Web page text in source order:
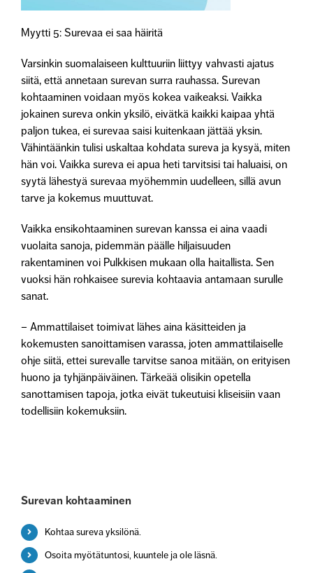
Myytti 5: Surevaa ei saa häiritä
Varsinkin suomalaiseen kulttuuriin liittyy vahvasti ajatus
siitä, että annetaan surevan surra rauhassa. Surevan
kohtaaminen voidaan myös kokea vaikeaksi. Vaikka
jokainen sureva onkin yksilö, eivätkä kaikki kaipaa yhtä
paljon tukea, ei surevaa saisi kuitenkaan jättää yksin.
Vähintäänkin tulisi uskaltaa kohdata sureva ja kysyä, miten
hän voi. Vaikka sureva ei apua heti tarvitsisi tai haluaisi, on
syytä lähestyä surevaa myöhemmin uudelleen, sillä avun
tarve ja kokemus muuttuvat.
Vaikka ensikohtaaminen surevan kanssa ei aina vaadi
vuolaita sanoja, pidemmän päälle hiljaisuuden
rakentaminen voi Pulkkisen mukaan olla haitallista. Sen
vuoksi hän rohkaisee surevia kohtaavia antamaan surulle
sanat.
– Ammattilaiset toimivat lähes aina käsitteiden ja
kokemusten sanoittamisen varassa, joten ammattilaiselle
ohje siitä, ettei surevalle tarvitse sanoa mitään, on erityisen
huono ja tyhjänpäiväinen. Tärkeää olisikin opetella
sanottamisen tapoja, jotka eivät tukeutuisi kliseisiin vaan
todellisiin kokemuksiin.
Surevan kohtaaminen
Kohtaa sureva yksilönä.
Osoita myötätuntosi, kuuntele ja ole läsnä.